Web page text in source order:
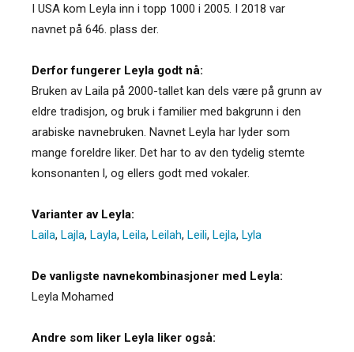
I USA kom Leyla inn i topp 1000 i 2005. I 2018 var
navnet på 646. plass der.
Derfor fungerer Leyla godt nå:
Bruken av Laila på 2000-tallet kan dels være på grunn av
eldre tradisjon, og bruk i familier med bakgrunn i den
arabiske navnebruken. Navnet Leyla har lyder som
mange foreldre liker. Det har to av den tydelig stemte
konsonanten l, og ellers godt med vokaler.
Varianter av Leyla:
Laila, Lajla, Layla, Leila, Leilah, Leili, Lejla, Lyla
De vanligste navnekombinasjoner med Leyla:
Leyla Mohamed
Andre som liker Leyla liker også: